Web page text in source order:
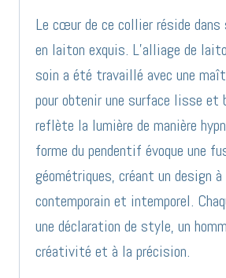
Le cœur de ce collier réside dans
en laiton exquis. L’alliage de
soin a été travaillé avec une
pour obtenir une surface lisse et
reflète la lumière de manière
forme du pendentif évoque une
géométriques, créant un design
contemporain et intemporel.
une déclaration de style, un
créativité et à la précision.